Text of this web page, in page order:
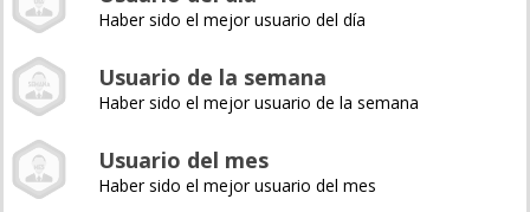
Haber sido el mejor usuario del día
Usuario de la semana
Haber sido el mejor usuario de la semana
Usuario del mes
Haber sido el mejor usuario del mes